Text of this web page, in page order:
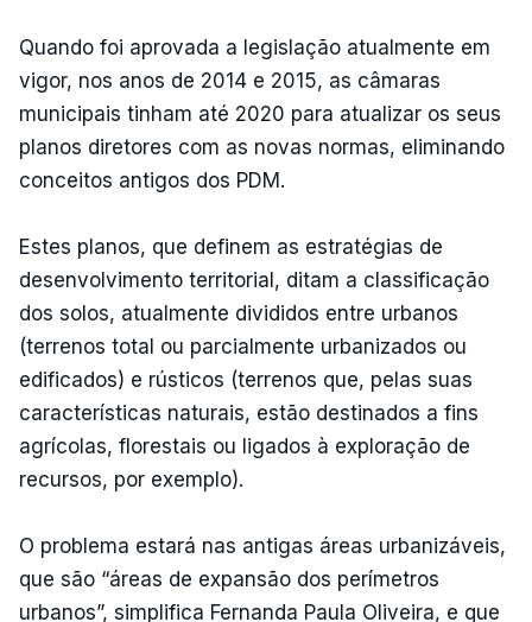
Quando foi aprovada a legislação atualmente em
vigor, nos anos de 2014 e 2015, as câmaras
municipais tinham até 2020 para atualizar os seus
planos diretores com as novas normas, eliminando
conceitos antigos dos PDM.
Estes planos, que definem as estratégias de
desenvolvimento territorial, ditam a classificação
dos solos, atualmente divididos entre urbanos
(terrenos total ou parcialmente urbanizados ou
edificados) e rústicos (terrenos que, pelas suas
características naturais, estão destinados a fins
agrícolas, florestais ou ligados à exploração de
recursos, por exemplo).
O problema estará nas antigas áreas urbanizáveis,
que são “áreas de expansão dos perímetros
urbanos”, simplifica Fernanda Paula Oliveira, e que